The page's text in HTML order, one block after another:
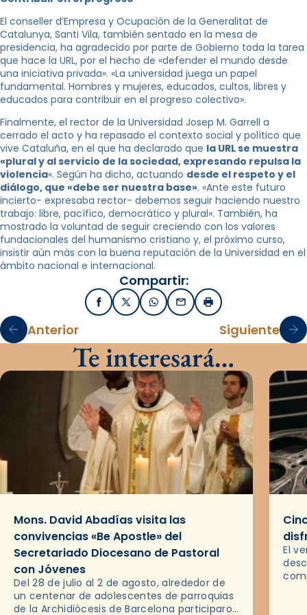
El conseller d’Empresa y Ocupación de la Generalitat de
Catalunya, Santi Vila, también sentado en la mesa de
presidencia, ha agradecido por parte de Gobierno toda la tarea
que hace la URL, por el hecho de «defender el mundo desde
una iniciativa privada». «La universidad juega un papel
fundamental. Hombres y mujeres, educados, cultos, libres y
educados para contribuir en el progreso colectivo».
Finalmente, el rector de la Universidad Josep M. Garrell a
cerrado el acto y ha repasado el contexto social y político que
vive Cataluña, en el que ha declarado que la URL se muestra
«plural y al servicio de la sociedad, expresando repulsa la
violencia«. Según ha dicho, actuando desde el respeto y el
diálogo, que «debe ser nuestra base». «Ante este futuro
incierto- expresaba rector- debemos seguir haciendo nuestro
trabajo: libre, pacífico, democrático y plural». También, ha
mostrado la voluntad de seguir creciendo con los valores
fundacionales del humanismo cristiano y, el próximo curso,
insistir aún más con la buena reputación de la Universidad en el
ámbito nacional e internacional.
Compartir:
FacebookX / TwitterWhatsApp
EmailImprimir
Anterior Siguiente
Te interesará…
Mons. David Abadías visita las
convivencias «Be Apostle» del
Secretariado Diocesano de Pastoral
con Jóvenes
Del 28 de julio al 2 de agosto, alrededor de
un centenar de adolescentes de parroquias
de la Archidiócesis de Barcelona participaron
El